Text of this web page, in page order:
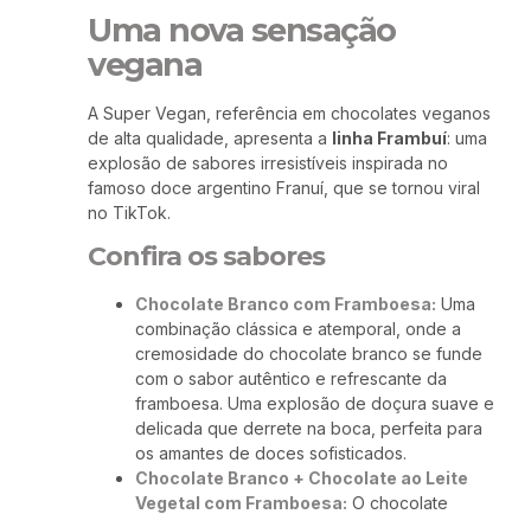
Uma nova sensação
vegana
A Super Vegan, referência em chocolates veganos
de alta qualidade, apresenta a linha Frambuí: uma
explosão de sabores irresistíveis inspirada no
famoso doce argentino Franuí, que se tornou viral
no TikTok.
Confira os sabores
Chocolate Branco com Framboesa: Uma
combinação clássica e atemporal, onde a
cremosidade do chocolate branco se funde
com o sabor autêntico e refrescante da
framboesa. Uma explosão de doçura suave e
delicada que derrete na boca, perfeita para
os amantes de doces sofisticados.
Chocolate Branco + Chocolate ao Leite
Vegetal com Framboesa: O chocolate